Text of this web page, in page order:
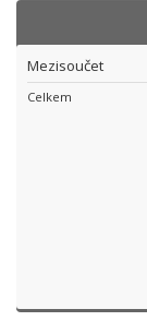
Mezisoučet
Celkem